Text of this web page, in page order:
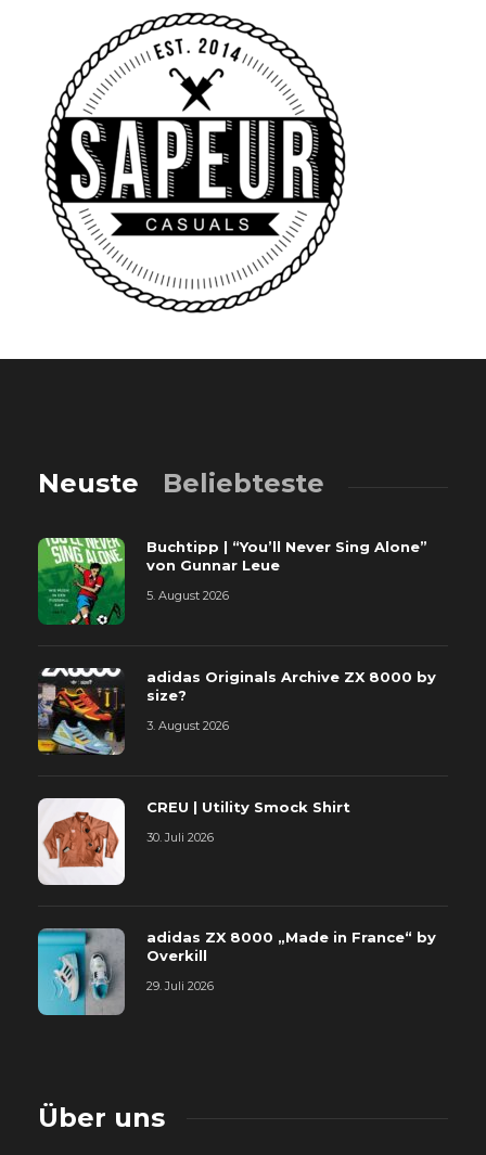
Neuste Beliebteste
Buchtipp | “You’ll Never Sing Alone”
von Gunnar Leue
5. August 2026
adidas Originals Archive ZX 8000 by
size?
3. August 2026
CREU | Utility Smock Shirt
30. Juli 2026
adidas ZX 8000 „Made in France“ by
Overkill
29. Juli 2026
Über uns